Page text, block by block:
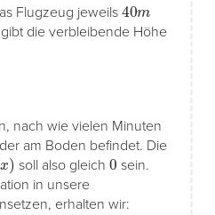
Flugzeug jeweils
gibt die verbleibende Höhe
nach wie vielen Minuten
am Boden befindet. Die
) soll also gleich0sein.
in unsere
erhalten wir: